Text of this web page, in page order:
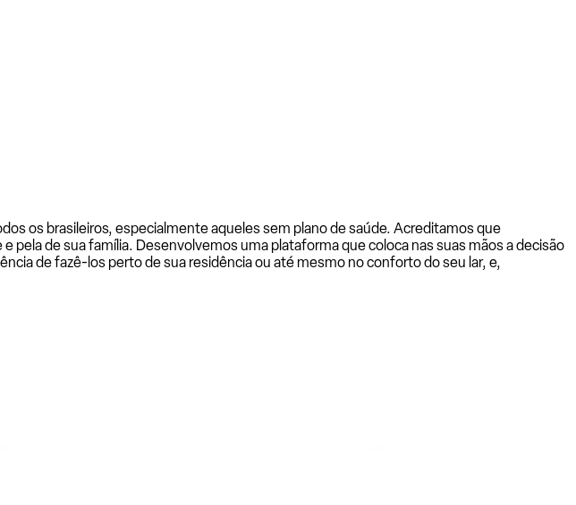
os brasileiros, especialmente aqueles sem plano de saúde. Acreditamos que
pela de sua família. Desenvolvemos uma plataforma que coloca nas suas mãos a decisão
de fazê-los perto de sua residência ou até mesmo no conforto do seu lar, e,